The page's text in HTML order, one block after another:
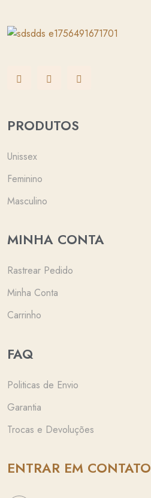
PRODUTOS
Unissex
Feminino
Masculino
MINHA CONTA
Rastrear Pedido
Minha Conta
Carrinho
FAQ
Politicas de Envio
Garantia
Trocas e Devoluções
ENTRAR EM CONTATO